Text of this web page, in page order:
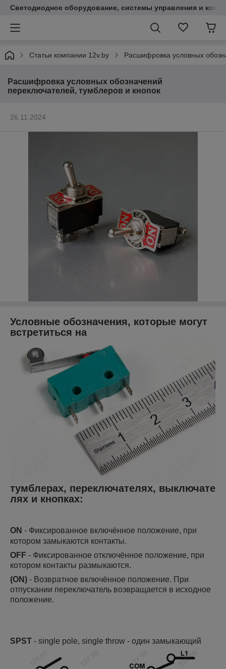
Светодиодное оборудование, системы управления и
Статьи компании 12v.by Расшифровка условных
Расшифровка условных обозначений
переключателей, тумблеров и кнопок
26.11.2024
Условные обозначения, которые могут
встретиться на
тумблерах, переключателях, выключате
лях и кнопках:
ON - Фиксированное включённое положение, при
котором замыкаются контакты.
OFF - Фиксированное отключённое положение, при
котором контакты размыкаются.
(ON) - Возвратное включённое положение. При
отпускании переключатель возвращается в исходное
положение.
SPST - single pole, single throw - один замыкающий